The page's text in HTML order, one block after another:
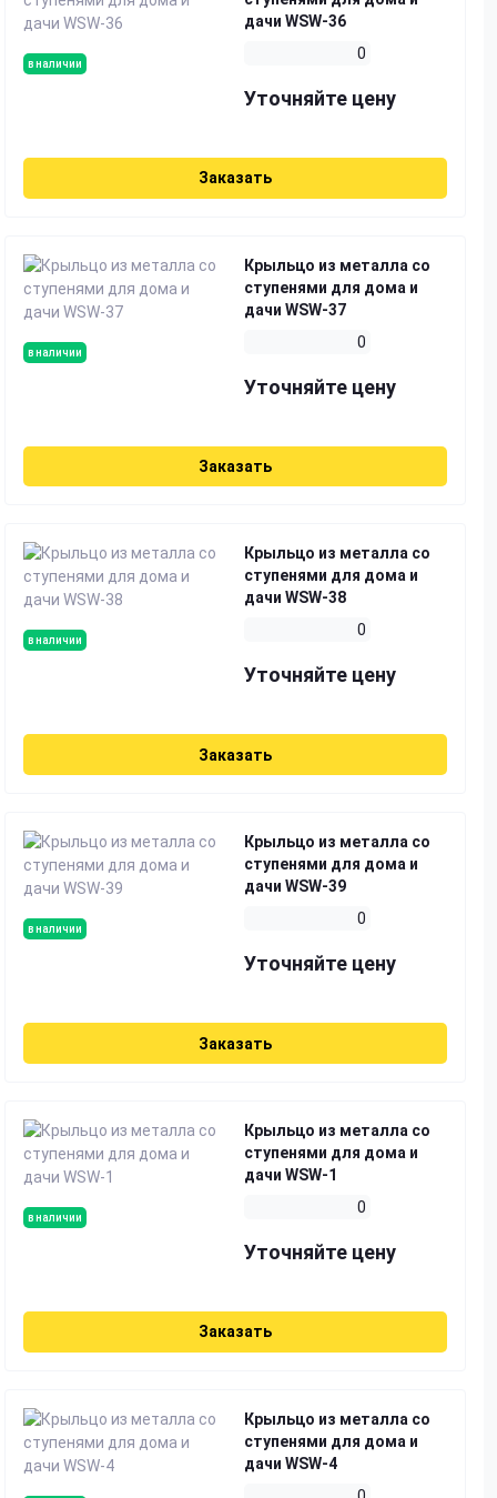
в наличии
дачи WSW-36
0
Уточняйте цену
Заказать
в наличии
Крыльцо из металла со
ступенями для дома и
дачи WSW-37
0
Уточняйте цену
Заказать
в наличии
Крыльцо из металла со
ступенями для дома и
дачи WSW-38
0
Уточняйте цену
Заказать
в наличии
Крыльцо из металла со
ступенями для дома и
дачи WSW-39
0
Уточняйте цену
Заказать
в наличии
Крыльцо из металла со
ступенями для дома и
дачи WSW-1
0
Уточняйте цену
Заказать
Крыльцо из металла со
ступенями для дома и
дачи WSW-4